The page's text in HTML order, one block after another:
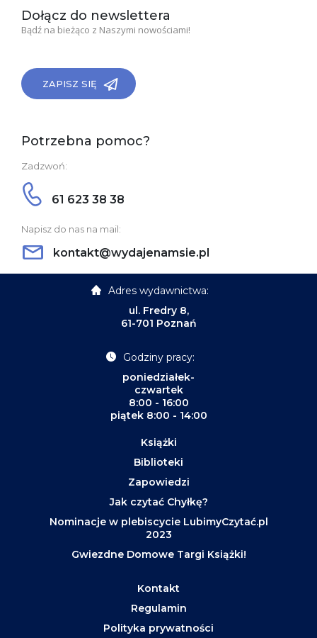
Dołącz do newslettera
Bądź na bieżąco z Naszymi nowościami!
ZAPISZ SIĘ
Potrzebna pomoc?
Zadzwoń:
61 623 38 38
Napisz do nas na mail:
kontakt@wydajenamsie.pl
Adres wydawnictwa:
ul. Fredry 8,
61-701 Poznań
Godziny pracy:
poniedziałek-
czwartek
8:00 - 16:00
piątek 8:00 - 14:00
Książki
Biblioteki
Zapowiedzi
Jak czytać Chyłkę?
Nominacje w plebiscycie LubimyCzytać.pl
2023
Gwiezdne Domowe Targi Książki!
Kontakt
Regulamin
Polityka prywatności